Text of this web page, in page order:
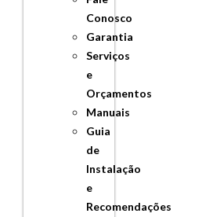
Conosco
Garantia
Serviços
e
Orçamentos
Manuais
Guia
de
Instalação
e
Recomendações